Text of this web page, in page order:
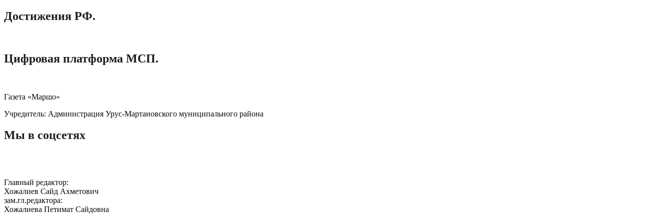
Достижения РФ.
Цифровая платформа МСП.
Газета «Маршо»
Учредитель: Администрация Урус-Мартановского муниципального района
Мы в соцсетях
Главный редактор:
Хожалиев Сайд Ахметович
зам.гл.редактора:
Хожалиева Петимат Сайдовна